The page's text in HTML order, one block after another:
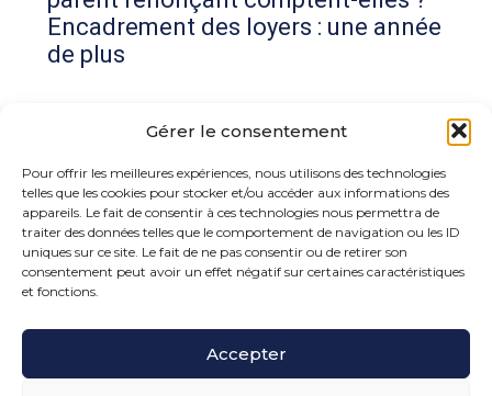
Gérer le consentement
Pour offrir les meilleures expériences, nous utilisons des technologies
telles que les cookies pour stocker et/ou accéder aux informations des
appareils. Le fait de consentir à ces technologies nous permettra de
traiter des données telles que le comportement de navigation ou les ID
uniques sur ce site. Le fait de ne pas consentir ou de retirer son
consentement peut avoir un effet négatif sur certaines caractéristiques
et fonctions.
Accepter
Encadrement des loyers : une année
de plus
Commentaires récents
Aucun commentaire à afficher.
15 rue de la Bonne Rencontre – 77860 Quincy
Voisins